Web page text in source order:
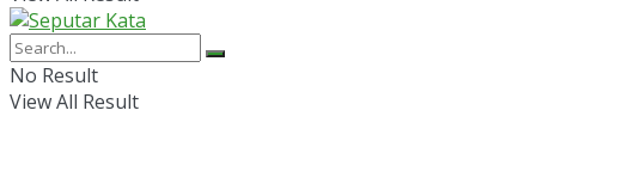
No Result
View All Result